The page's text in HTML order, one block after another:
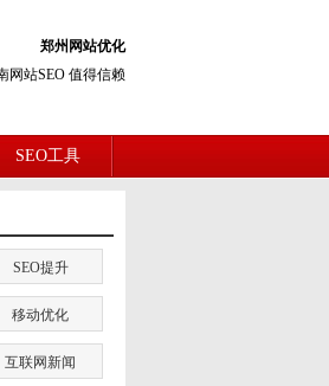
郑州网站优化
网站SEO 值得信赖
SEO工具
SEO提升
移动优化
互联网新闻